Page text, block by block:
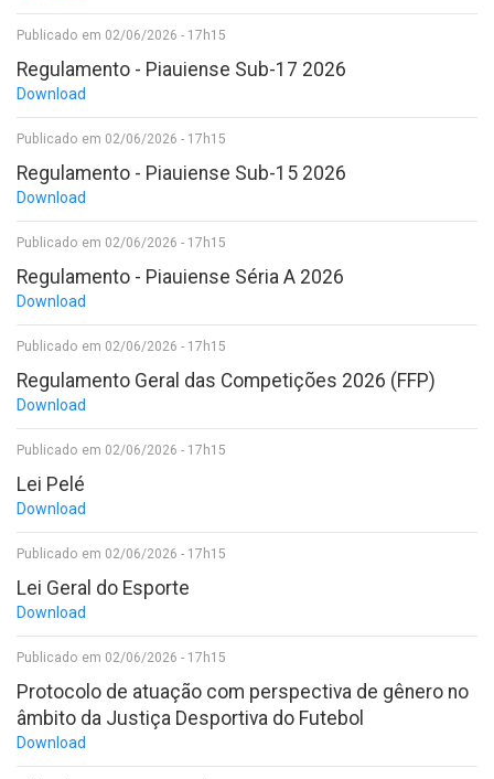
Publicado em 02/06/2026 - 17h15
Regulamento - Piauiense Sub-17 2026
Download
Publicado em 02/06/2026 - 17h15
Regulamento - Piauiense Sub-15 2026
Download
Publicado em 02/06/2026 - 17h15
Regulamento - Piauiense Séria A 2026
Download
Publicado em 02/06/2026 - 17h15
Regulamento Geral das Competições 2026 (FFP)
Download
Publicado em 02/06/2026 - 17h15
Lei Pelé
Download
Publicado em 02/06/2026 - 17h15
Lei Geral do Esporte
Download
Publicado em 02/06/2026 - 17h15
Protocolo de atuação com perspectiva de gênero no
âmbito da Justiça Desportiva do Futebol
Download